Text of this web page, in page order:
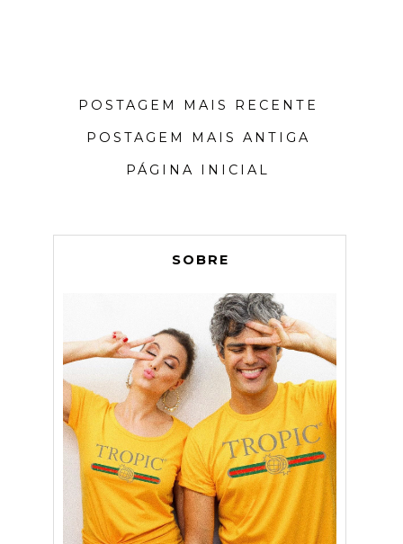
POSTAGEM MAIS RECENTE
POSTAGEM MAIS ANTIGA
PÁGINA INICIAL
SOBRE